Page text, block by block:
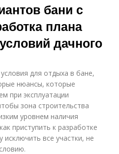
бани с
плана
дачного
для отдыха в бане,
нюансы, которые
при эксплуатации
зона строительства
уровнем наличия
приступить к разработке
все участки, не